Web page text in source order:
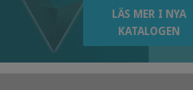
LÄS MER I NYA
KATALOGEN